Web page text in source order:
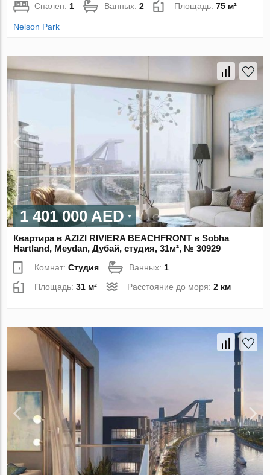
Спален: 1 Ванных:2 Площадь:75 м²
Nelson Park
1 401 000 AED
Квартира в AZIZI RIVIERA BEACHFRONT в Sobha
Hartland, Meydan, Дубай, студия, 31м², № 30929
Комнат:Студия Ванных:1
Площадь:31 м² Расстояние до моря:2 км